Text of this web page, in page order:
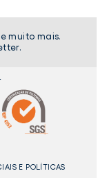
muito mais.
E POLÍTICAS